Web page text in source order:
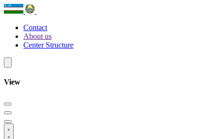
Contact
About us
Center Structure
View